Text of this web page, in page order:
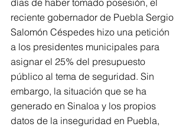
días de haber tomado posesión, el
reciente gobernador de Puebla Sergio
Salomón Céspedes hizo una petición
a los presidentes municipales para
asignar el 25% del presupuesto
público al tema de seguridad. Sin
embargo, la situación que se ha
generado en Sinaloa y los propios
datos de la inseguridad en Puebla,